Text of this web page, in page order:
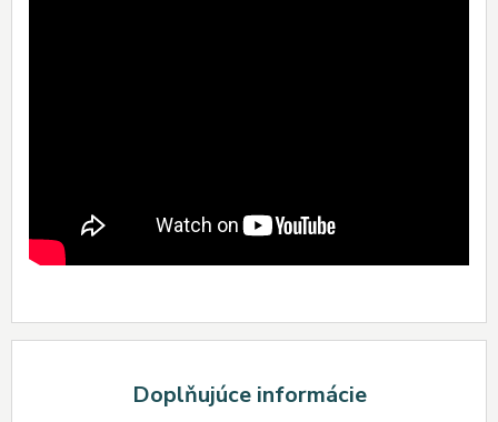
Doplňujúce informácie